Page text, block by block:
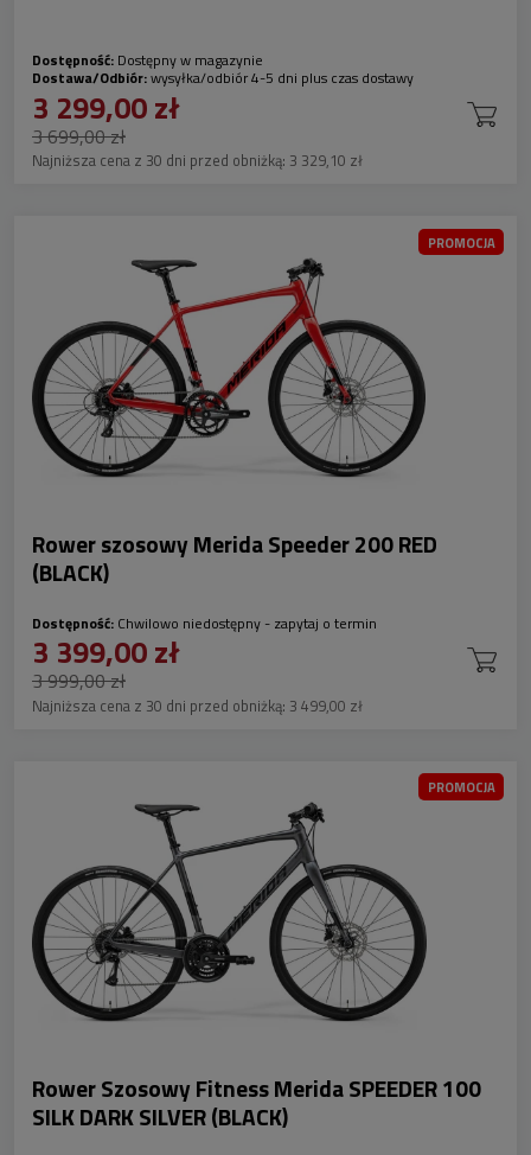
Dostępność: Dostępny w magazynie
Dostawa/Odbiór:wysyłka/odbiór 4-5 dni plus czas dostawy
3 299,00 zł
3 699,00 zł
Najniższa cena z 30 dni przed obniżką: 3 329,10 zł
Rower szosowy Merida Speeder 200 RED
(BLACK)
Dostępność: Chwilowo niedostępny - zapytaj o termin
3 399,00 zł
3 999,00 zł
Najniższa cena z 30 dni przed obniżką: 3 499,00 zł
PROMOCJA
Rower Szosowy Fitness Merida SPEEDER 100
SILK DARK SILVER (BLACK)
PROMOCJA